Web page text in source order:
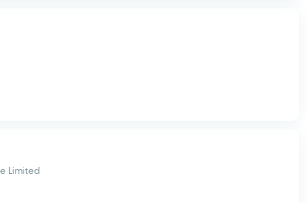
Limited